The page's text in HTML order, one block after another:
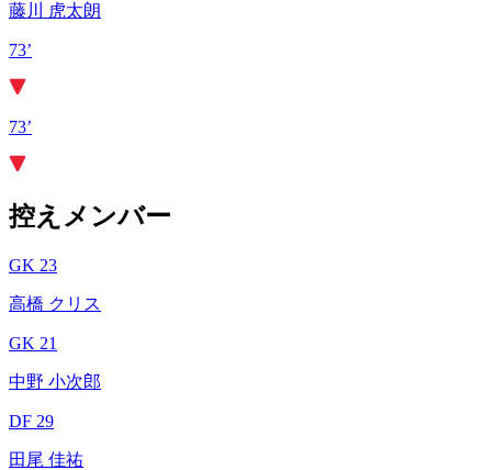
藤川 虎太朗
73’
73’
控えメンバー
GK 23
高橋 クリス
GK 21
中野 小次郎
DF 29
田尾 佳祐